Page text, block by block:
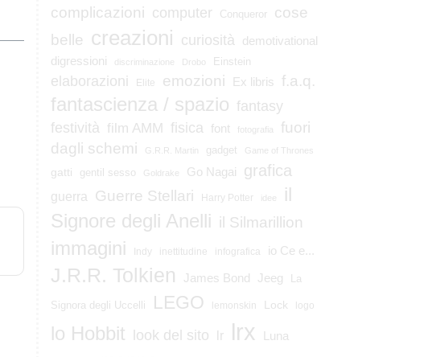
complicazioni computer Conqueror
cose
belle creazioni curiosità
demotivational
digressioni
discriminazione Drobo Einstein
elaborazioni Elite emozioni Ex libris f.a.q.
fantascienza / spazio fantasy
festività film AMM fisica font fotografia
fuori
dagli schemi
G.R.R. Martin gadget Game of Thrones
gatti gentil sesso Goldrake Go Nagai grafica
guerra Guerre Stellari Harry Potter idee
il
Signore degli Anelli
il Silmarillion
immagini Indy inettitudine infografica io Ce e...
J.R.R. Tolkien James Bond Jeeg La
Signora degli Uccelli LEGO lemonskin Lock logo
lo Hobbit look del sito lr lrx Luna